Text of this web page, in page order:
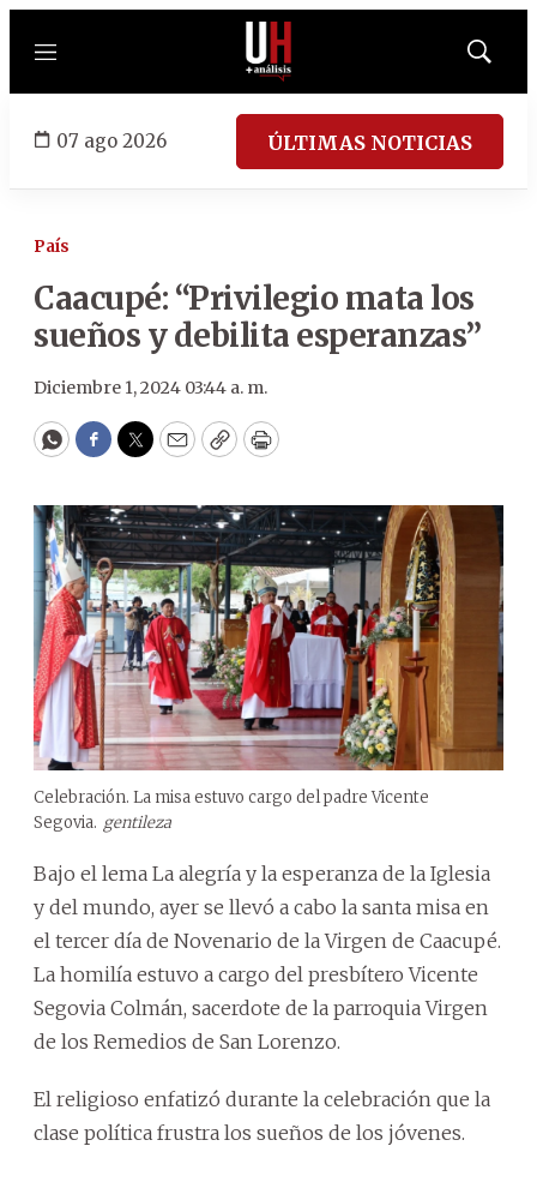
Menú
Mostrar
07 ago 2026 ÚLTIMAS NOTICIAS
País
Caacupé: “Privilegio mata los
sueños y debilita esperanzas”
Diciembre 1, 2024 03:44 a. m.
WhatsApp
Facebook
Twitter
EmailCopyPrint
Celebración. La misa estuvo cargo del padre Vicente
Segovia. gentileza
Bajo el lema La alegría y la esperanza de la Iglesia
y del mundo, ayer se llevó a cabo la santa misa en
el tercer día de Novenario de la Virgen de Caacupé.
La homilía estuvo a cargo del presbítero Vicente
Segovia Colmán, sacerdote de la parroquia Virgen
de los Remedios de San Lorenzo.
El religioso enfatizó durante la celebración que la
clase política frustra los sueños de los jóvenes.